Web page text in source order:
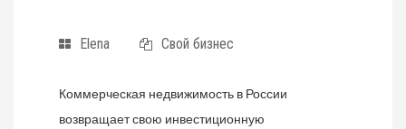
Elena Свой бизнес
Коммерческая недвижимость в России
возвращает свою инвестиционную